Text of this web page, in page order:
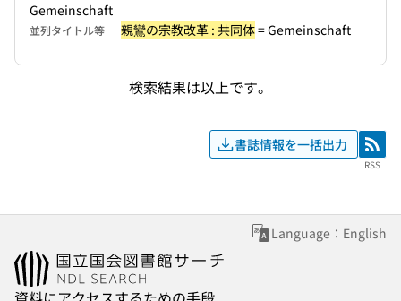
Gemeinschaft
並列タイトル等 親鸞の宗教改革 : 共同体= Gemeinschaft
検索結果は以上です。
書誌情報を一括出力 RSS
RSS
Language：English